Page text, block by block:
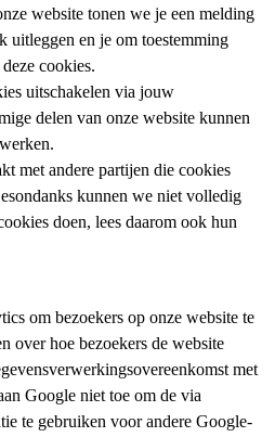
website tonen we je een melding
uitleggen en je om toestemming
cookies.
uitschakelen via jouw
delen van onze website kunnen
met andere partijen die cookies
kunnen we niet volledig
doen, lees daarom ook hun
om bezoekers op onze website te
over hoe bezoekers de website
met
Google niet toe om de via
te gebruiken voor andere Google-